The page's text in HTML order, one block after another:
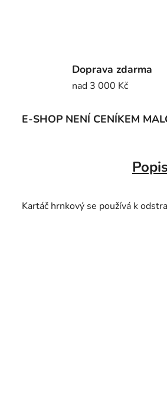
Doprava zdarma
nad 3 000 Kč
E-SHOP NENÍ CENÍKEM
Popis
Kartáč hrnkový se používá k